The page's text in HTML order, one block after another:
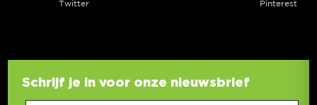
Twitter
Pinterest
Schrijf je in voor onze nieuwsbrief